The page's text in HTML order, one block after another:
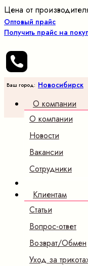
Цена от
Оптовый прайс
Получить прайс на
Ваш город: Новосибирск
О компании
О компании
Новости
Вакансии
Сотрудники
Клиентам
Статьи
Вопрос-ответ
Возврат/Обмен
Уход за